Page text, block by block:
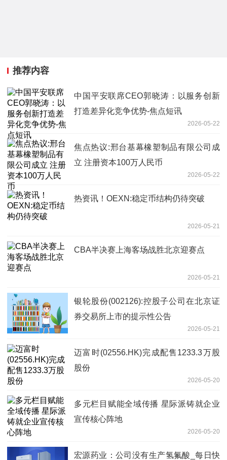
推荐内容
中国平安联席CEO郭晓涛：以服务创新
打造差异化竞争优势-焦点短讯
2026-05-22
焦点热议:邢台基幕橡塑制品有限公司成
立 注册资本100万人民币
2026-05-22
热资讯！OEXN:稳定币结构仍待突破
2026-05-21
CBA半决赛上海客场战胜北京迎赛点
2026-05-21
银轮股份(002126):控股子公司在北京证
券交易所上市的提示性公告
2026-05-21
迈富时(02556.HK)完成配售1233.3万股
股份
2026-05-20
多元栏目赋能全域传播 星际派铸就企业
宣传核心阵地
2026-05-20
宏源药业：公司没有生产氢氟酸_每日快